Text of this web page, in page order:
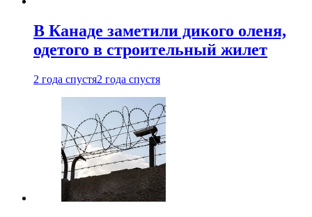
В Канаде заметили дикого оленя,
одетого в строительный жилет
2 года спустя2 года спустя